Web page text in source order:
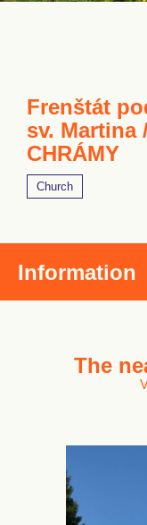
Frenštát
sv. Martina
CHRÁMY
Church
Information
The